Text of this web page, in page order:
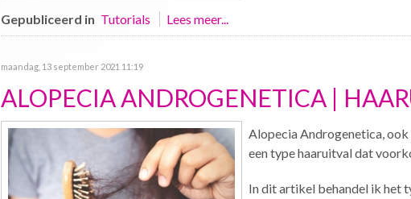
Gepubliceerd in Tutorials Lees meer...
maandag, 13 september 2021 11:19
ALOPECIA ANDROGENETICA |
Alopecia Androgenetica, ook
een type haaruitval dat
In dit artikel behandel ik het